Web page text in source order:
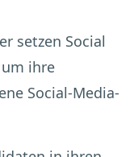
setzen Social
ihre
Social-Media-